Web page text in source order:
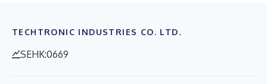
TECHTRONIC INDUSTRIES CO. LTD.
SEHK:0669